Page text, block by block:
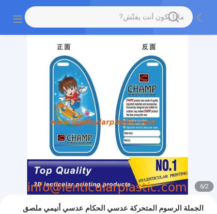
2
/
6
الجملة الرسوم المتحركة عدسي الحكام عدسي أنيمي ملصق